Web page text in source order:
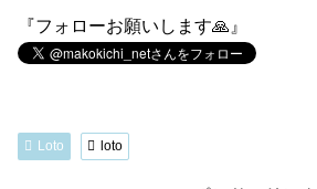
『フォローお願いします🙏』
Loto loto